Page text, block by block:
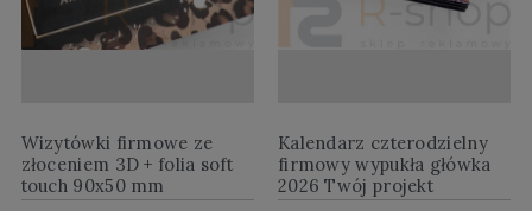
Wizytówki firmowe ze
złoceniem 3D + folia soft
touch 90x50 mm
Kalendarz czterodzielny
firmowy wypukła główka
2026 Twój projekt